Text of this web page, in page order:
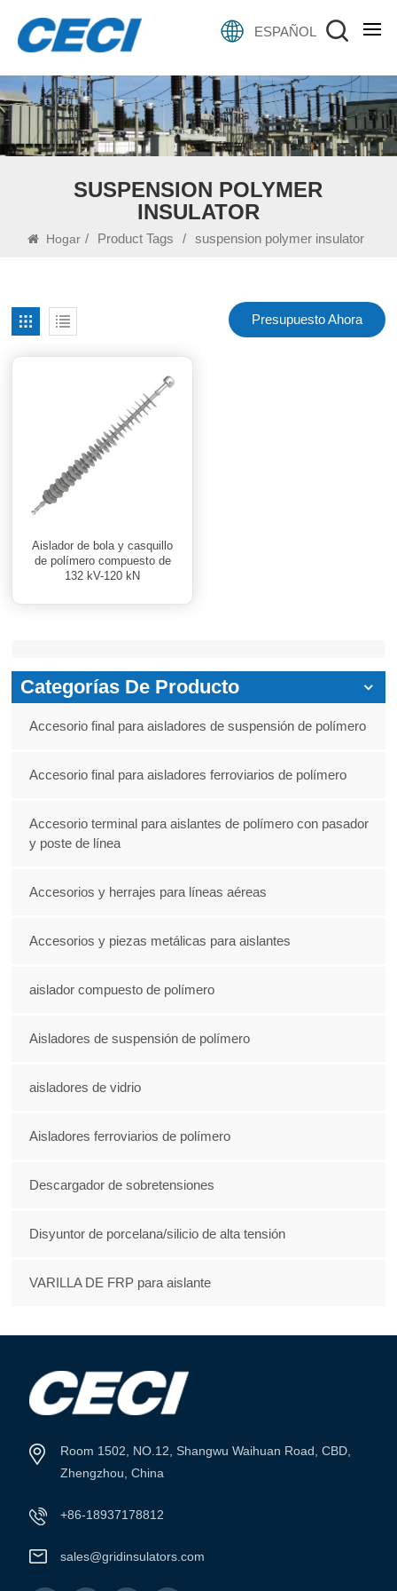
ESPAÑOL
SUSPENSION POLYMER
INSULATOR
Hogar / Product Tags / suspension polymer insulator
Presupuesto Ahora
Aislador de bola y casquillo
de polímero compuesto de
132 kV-120 kN
Categorías De Producto
Accesorio final para aisladores de suspensión de polímero
Accesorio final para aisladores ferroviarios de polímero
Accesorio terminal para aislantes de polímero con pasador
y poste de línea
Accesorios y herrajes para líneas aéreas
Accesorios y piezas metálicas para aislantes
aislador compuesto de polímero
Aisladores de suspensión de polímero
aisladores de vidrio
Aisladores ferroviarios de polímero
Descargador de sobretensiones
Disyuntor de porcelana/silicio de alta tensión
VARILLA DE FRP para aislante
Room 1502, NO.12, Shangwu Waihuan Road, CBD,
Zhengzhou, China
+86-18937178812
sales@gridinsulators.com